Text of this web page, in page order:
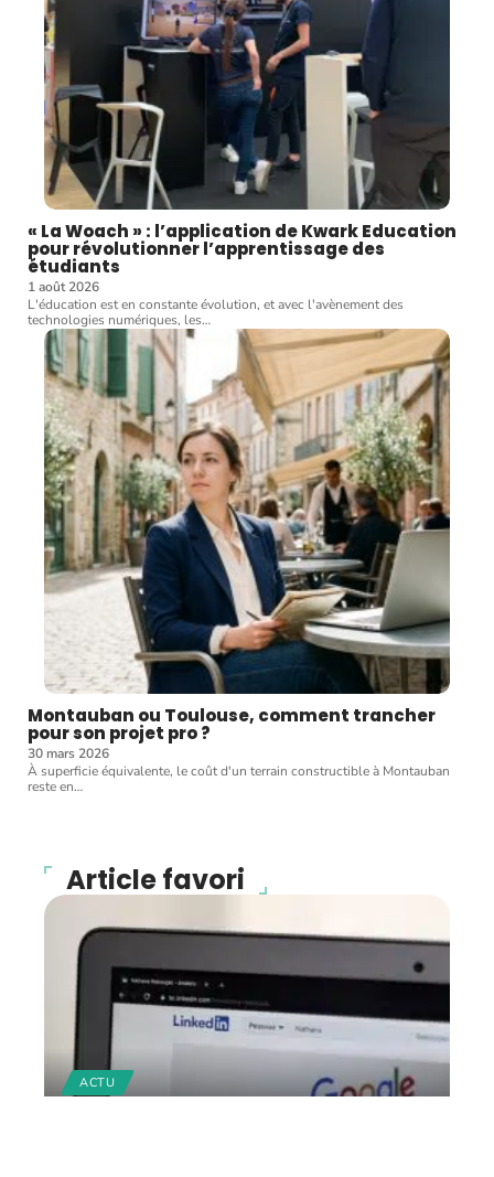
« La Woach » : l’application de Kwark Education
pour révolutionner l’apprentissage des
étudiants
1 août 2026
L'éducation est en constante évolution, et avec l'avènement des
technologies numériques, les…
Montauban ou Toulouse, comment trancher
pour son projet pro ?
30 mars 2026
À superficie équivalente, le coût d'un terrain constructible à Montauban
reste en…
Article favori
ACTU